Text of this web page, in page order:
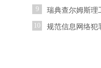
9
10 规范信息网络犯